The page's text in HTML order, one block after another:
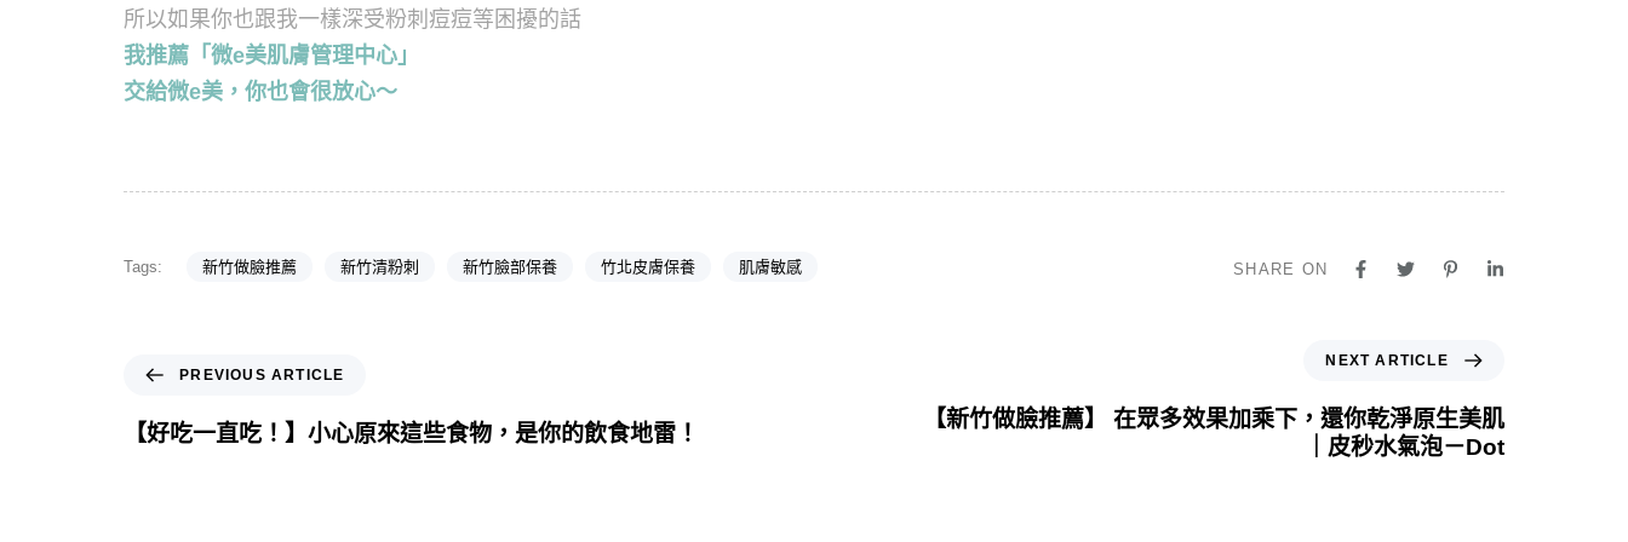
所以如果你也跟我一樣深受粉刺痘痘等困擾的話
我推薦「微e美肌膚管理中心」
交給微e美，你也會很放心～
Tags: 新竹做臉推薦 新竹清粉刺 新竹臉部保養 竹北皮膚保養 肌膚敏感 SHARE ON
PREVIOUS ARTICLE
【好吃一直吃！】小心原來這些食物，是你的飲食地雷！
NEXT ARTICLE
【新竹做臉推薦】 在眾多效果加乘下，還你乾淨原生美肌
｜皮秒水氣泡－Dot